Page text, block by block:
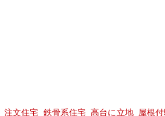
注文住宅 鉄骨系住宅 高台に立地 屋根